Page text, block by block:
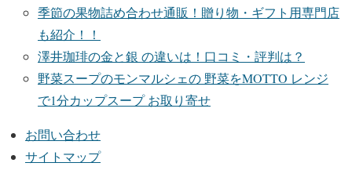
季節の果物詰め合わせ通販！贈り物・ギフト用専門店
も紹介！！
澤井珈琲の金と銀 の違いは！口コミ・評判は？
野菜スープのモンマルシェの 野菜をMOTTO レンジ
で1分カップスープ お取り寄せ
お問い合わせ
サイトマップ